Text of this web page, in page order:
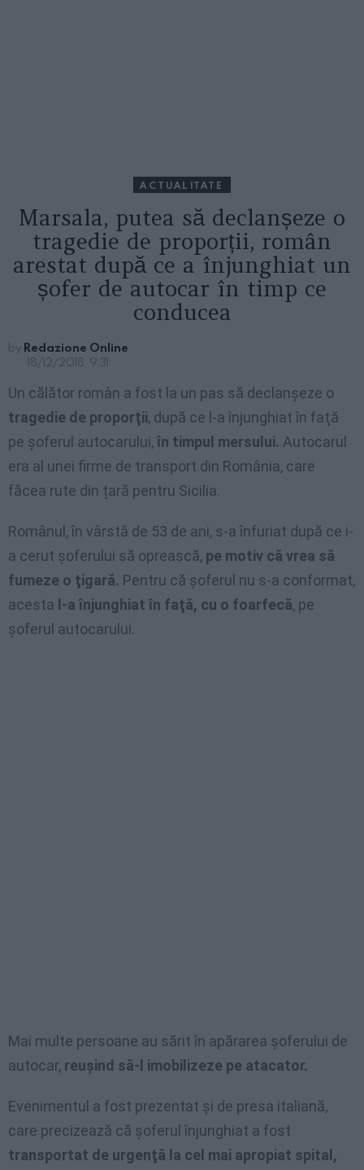
ACTUALITATE
Marsala, putea să declanșeze o
tragedie de proporții, român
arestat după ce a înjunghiat un
șofer de autocar în timp ce
conducea
by Redazione Online
18/12/2018, 9:31
Un călător român a fost la un pas să declanşeze o
tragedie de proporţii, după ce l-a înjunghiat în faţă
pe şoferul autocarului,în timpul mersului. Autocarul
era al unei firme de transport din România, care
făcea rute din țară pentru Sicilia.
Românul, în vârstă de 53 de ani, s-a înfuriat după ce i-
a cerut şoferului să oprească, pe motiv că vrea să
fumeze o ţigară. Pentru că şoferul nu s-a conformat,
acesta l-a înjunghiat în faţă, cu o foarfecă, pe
şoferul autocarului.
Mai multe persoane au sărit în apărarea şoferului de
autocar, reuşind să-l imobilizeze pe atacator.
Evenimentul a fost prezentat şi de presa italiană,
care precizează că şoferul înjunghiat a fost
transportat de urgenţă la cel mai apropiat spital,